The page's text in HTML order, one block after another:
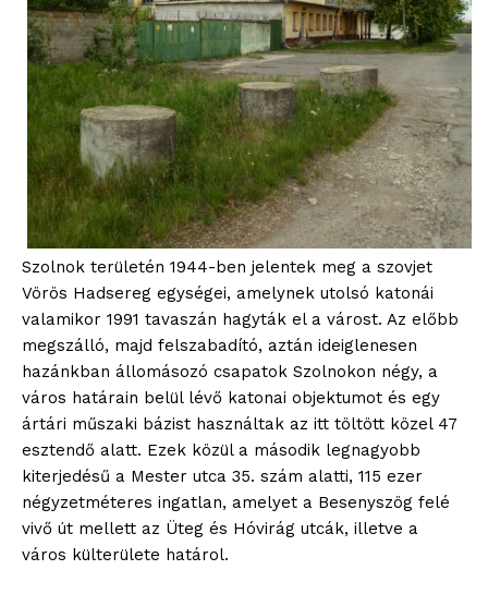
Szolnok területén 1944-ben jelentek meg a szovjet
Vörös Hadsereg egységei, amelynek utolsó katonái
valamikor 1991 tavaszán hagyták el a várost. Az előbb
megszálló, majd felszabadító, aztán ideiglenesen
hazánkban állomásozó csapatok Szolnokon négy, a
város határain belül lévő katonai objektumot és egy
ártári műszaki bázist használtak az itt töltött közel 47
esztendő alatt. Ezek közül a második legnagyobb
kiterjedésű a Mester utca 35. szám alatti, 115 ezer
négyzetméteres ingatlan, amelyet a Besenyszög felé
vivő út mellett az Üteg és Hóvirág utcák, illetve a
város külterülete határol.